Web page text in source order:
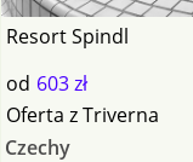
Resort Spindl
od 603 zł
Oferta zTriverna
Czechy